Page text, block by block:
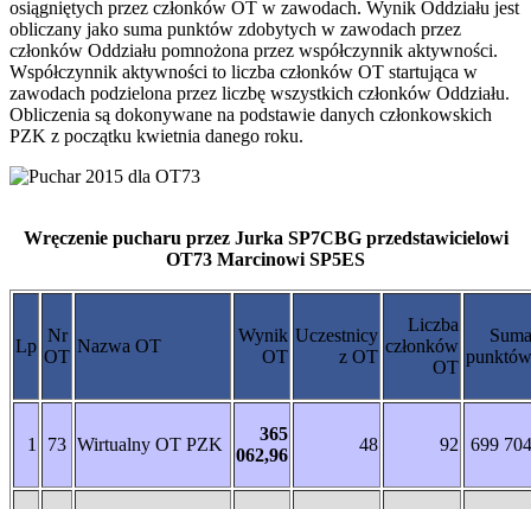
osiągniętych przez członków OT w zawodach. Wynik Oddziału jest
obliczany jako suma punktów zdobytych w zawodach przez
członków Oddziału pomnożona przez współczynnik aktywności.
Współczynnik aktywności to liczba członków OT startująca w
zawodach podzielona przez liczbę wszystkich członków Oddziału.
Obliczenia są dokonywane na podstawie danych członkowskich
PZK z początku kwietnia danego roku.
Wręczenie pucharu przez Jurka SP7CBG przedstawicielowi
OT73 Marcinowi SP5ES
Lp
Nr
OT
Nazwa OT
Wynik
OT
Uczestnicy
z OT
Liczba
członków
OT
Suma
punktów
1 73 Wirtualny OT PZK
365
062,96
48 92 699 704